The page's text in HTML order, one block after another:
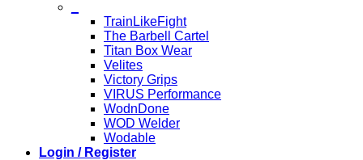
TrainLikeFight
The Barbell Cartel
Titan Box Wear
Velites
Victory Grips
VIRUS Performance
WodnDone
WOD Welder
Wodable
Login / Register